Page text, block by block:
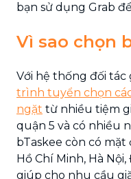
bạn sử dụng Grab
Vì sao chọn
Với hệ thống đối tác
trình tuyển chọn
ngặt từ nhiều tiệm
quận 5 và có nhiều
bTaskee còn có mặt
Hồ Chí Minh, Hà
giúp cho nhu cầu